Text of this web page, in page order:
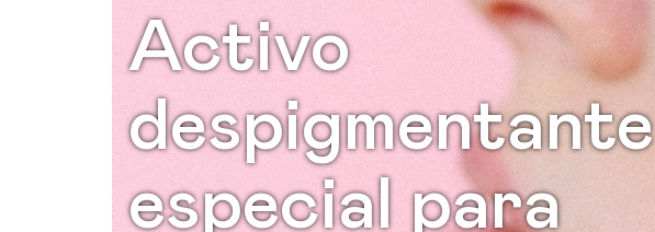
Activo
despigmentante
especial para